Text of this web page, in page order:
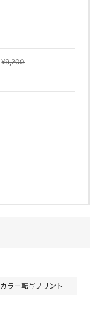
¥9,200
ラー転写プリント